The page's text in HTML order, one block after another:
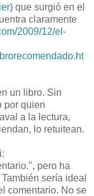
) que surgió en el
claramente
2009/12/el-
un libro. Sin
por quien
a la lectura,
lo retuitean.
pero ha
sería ideal
comentario. No se